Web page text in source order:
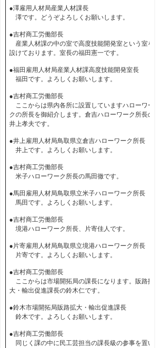
●澤雇用人材局産業人材課長
澤です。どうぞよろしくお願いします。
●吉村商工労働部長
産業人材課の中の室で高度技能開発室という室を
設けております。室長の福田憲一です。
●福田雇用人材局産業人材課高度技能開発室長
福田です。よろしくお願いします。
●吉村商工労働部長
ここからは県内各所に設置していますハローワー
クの所長を御紹介します。倉吉ハローワーク所長の
井上孝夫です。
●井上雇用人材局鳥取県立倉吉ハローワーク所長
井上です。よろしくお願いします。
●吉村商工労働部長
米子ハローワーク所長の馬田徹です。
●馬田雇用人材局鳥取県立米子ハローワーク所長
馬田です。よろしくお願いします。
●吉村商工労働部長
境港ハローワーク所長、片寄佳人です。
●片寄雇用人材局鳥取県立境港ハローワーク所長
片寄です。よろしくお願いします。
●吉村商工労働部長
ここからは市場開拓局の課長になります。販路拡
大・輸出促進課長の鈴木仁です。
●鈴木市場開拓局販路拡大・輸出促進課長
鈴木です。よろしくお願いします。
●吉村商工労働部長
同じく課の中に民工芸担当の課長級の参事を置い